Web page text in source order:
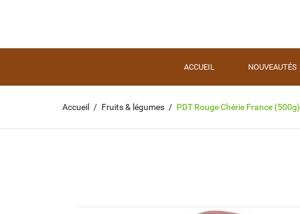
ACCUEIL NOUVEAUTÉS
Accueil Fruits & légumes PDT Rouge Chérie France (500g)